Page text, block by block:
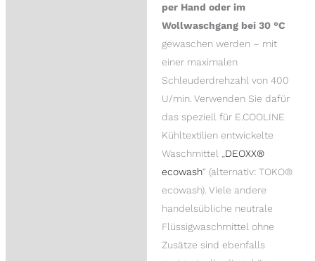
per Hand oder im
Wollwaschgang bei 30 °C
gewaschen werden – mit
einer maximalen
Schleuderdrehzahl von 400
U/min. Verwenden Sie dafür
das speziell für E.COOLINE
Kühltextilien entwickelte
Waschmittel „ DEOXX®
ecowash“ (alternativ: TOKO®
ecowash). Viele andere
handelsübliche neutrale
Flüssigwaschmittel ohne
Zusätze sind ebenfalls